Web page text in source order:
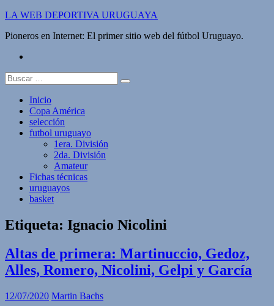
Saltar
contenido
LA WEB DEPORTIVA URUGUAYA
Pioneros en Internet: El primer sitio web del fútbol Uruguayo.
Buscar:
Inicio
Copa América
selección
futbol uruguayo
1era. División
2da. División
Amateur
Fichas técnicas
uruguayos
basket
Etiqueta: Ignacio Nicolini
Altas de primera: Martinuccio, Gedoz,
Alles, Romero, Nicolini, Gelpi y García
12/07/2020 Martin Bachs